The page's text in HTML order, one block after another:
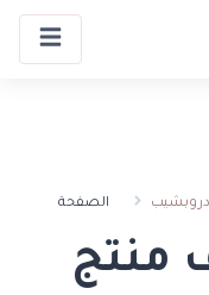
الصفحة
منتج